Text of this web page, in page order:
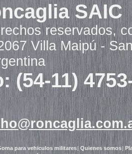
SAIC
reservados,
Villa Maipú -
(54-11)
para vehiculos militares | Quienes somos |